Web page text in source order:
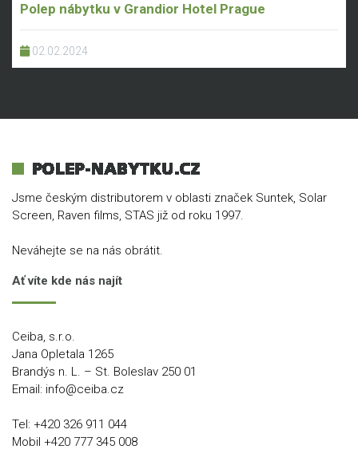
Polep nábytku v Grandior Hotel Prague
02.02.2024
Jsme českým distributorem v oblasti značek Suntek, Solar
Screen, Raven films, STAS již od roku 1997.
Neváhejte se na nás obrátit.
Ať víte kde nás najít
Ceiba, s.r.o.
Jana Opletala 1265
Brandýs n. L. – St. Boleslav 250 01
Email: info@ceiba.cz
Tel: +420 326 911 044
Mobil +420 777 345 008